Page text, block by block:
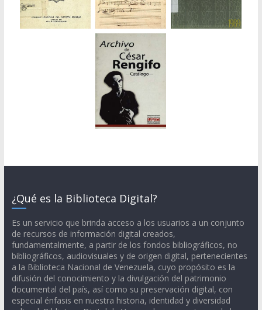
¿Qué es la Biblioteca Digital?
Es un servicio que brinda acceso a los usuarios a un conjunto
de recursos de información digital creados,
fundamentalmente, a partir de los fondos bibliográficos, no
bibliográficos, audiovisuales y de origen digital, pertenecientes
a la Biblioteca Nacional de Venezuela, cuyo propósito es la
difusión del conocimiento y la divulgación del patrimonio
documental del país, así como su preservación digital, con
especial énfasis en nuestra historia, identidad y diversidad